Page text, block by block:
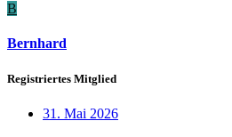
B
Bernhard
Registriertes Mitglied
31. Mai 2026